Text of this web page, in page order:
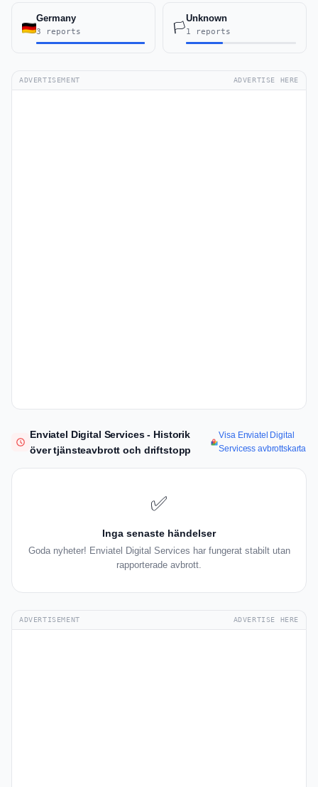
Germany
3 reports 🏳️
Unknown
1 reports
ADVERTISEMENT ADVERTISE HERE
Enviatel Digital Services - Historik
över tjänsteavbrott och driftstopp
Visa Enviatel Digital
Servicess avbrottskarta
✅
Inga senaste händelser
Goda nyheter! Enviatel Digital Services har fungerat stabilt utan
rapporterade avbrott.
ADVERTISEMENT ADVERTISE HERE